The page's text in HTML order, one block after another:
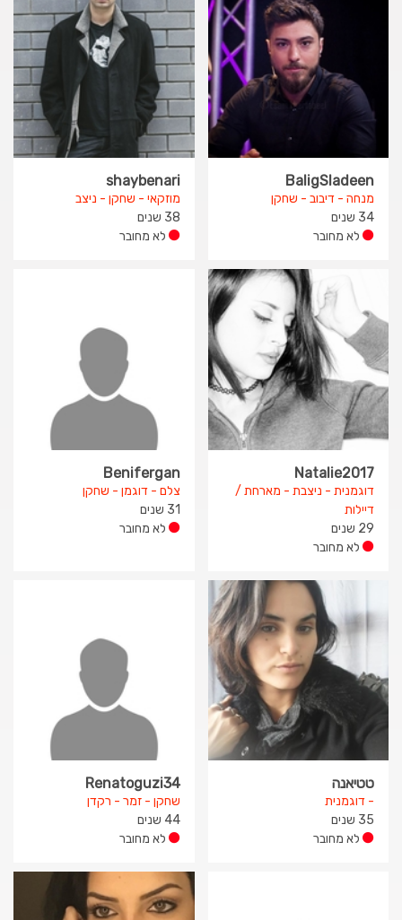
BaligSladeen
מנחה - דיבוב - שחקן
34 שנים
לא מחובר
shaybenari
מוזקאי - שחקן - ניצב
38 שנים
לא מחובר
Natalie2017
דוגמנית - ניצבת - מארחת /
דיילות
29 שנים
לא מחובר
Benifergan
צלם - דוגמן - שחקן
31 שנים
לא מחובר
טטיאנה
- דוגמנית
35 שנים
לא מחובר
Renatoguzi34
שחקן - זמר - רקדן
44 שנים
לא מחובר